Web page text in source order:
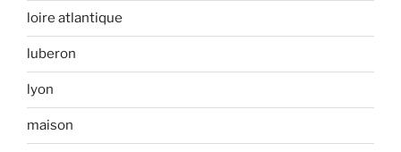
loire atlantique
luberon
lyon
maison